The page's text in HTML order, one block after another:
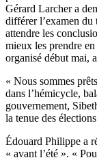
Gérard Larchera
différer l’examen du
attendre les
mieux les prendre
organisé début mai,
« Nous sommes
dans l’hémicycle,
gouvernement,
la tenue des
Édouard Philippe a
« avant l’été ». «